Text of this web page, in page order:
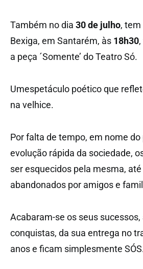
Também no dia 30 de julho,
Bexiga, em Santarém, às 18h30
a peça ´Somente’ do Teatro Só.
Umespetáculo poético que
na velhice.
Por falta de tempo, em nome do
evolução rápida da sociedade,
ser esquecidos pela mesma,
abandonados por amigos e
Acabaram-se os seus sucessos,
conquistas, da sua entrega no
anos e ficam simplesmente